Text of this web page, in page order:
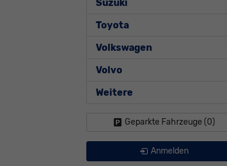
Suzuki
Toyota
Volkswagen
Volvo
Weitere
Geparkte Fahrzeuge (0)
Anmelden